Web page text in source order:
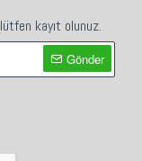
kayıt olunuz.
Gönder